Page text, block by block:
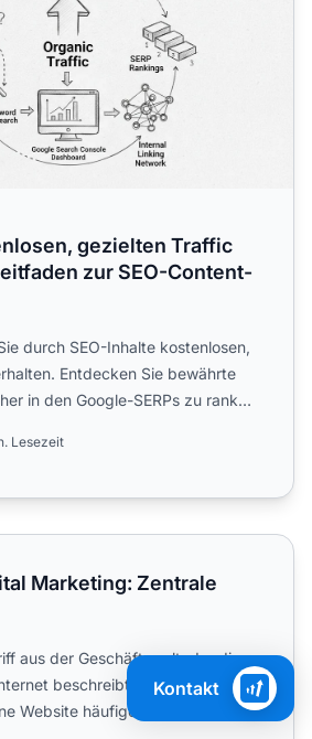
gezielten Traffic
zur SEO-Content-
durch SEO-Inhalte kostenlosen,
Entdecken Sie bewährte
in den Google-SERPs zu ranken
Lesezeit
Zentrale Konzepte
Marketing: Zentrale
aus der Geschäftswelt, der die
beschreibt. Mehr Traffic
Website häufiger von Nutzern
Kontakt